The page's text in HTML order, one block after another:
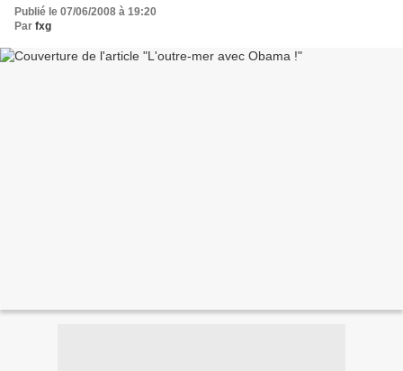
Publié le 07/06/2008 à 19:20
Par fxg